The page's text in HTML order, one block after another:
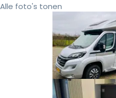
Alle foto's tonen